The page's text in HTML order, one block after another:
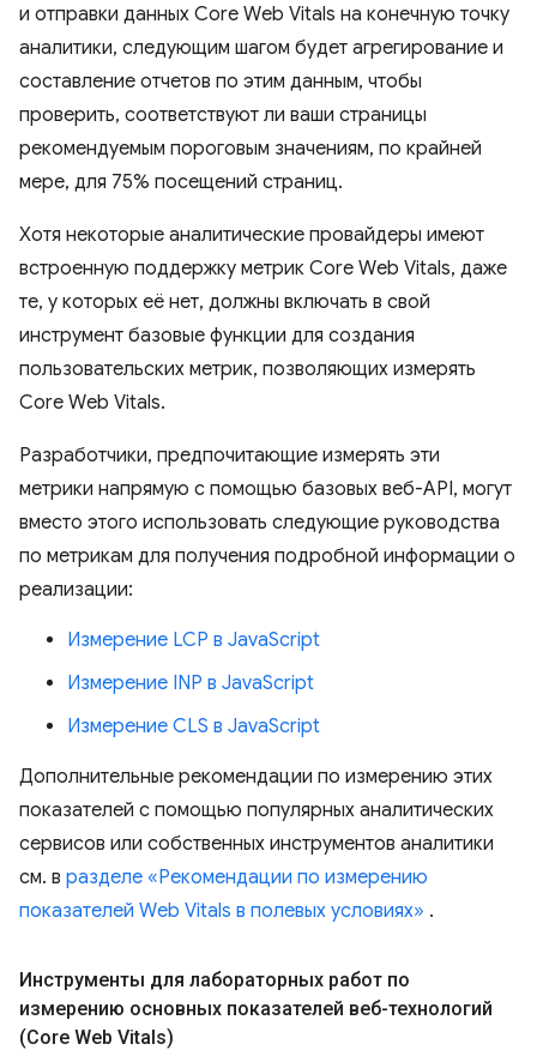
и отправки данных Core Web Vitals на конечную точку
аналитики, следующим шагом будет агрегирование и
составление отчетов по этим данным, чтобы
проверить, соответствуют ли ваши страницы
рекомендуемым пороговым значениям, по крайней
мере, для 75% посещений страниц.
Хотя некоторые аналитические провайдеры имеют
встроенную поддержку метрик Core Web Vitals, даже
те, у которых её нет, должны включать в свой
инструмент базовые функции для создания
пользовательских метрик, позволяющих измерять
Core Web Vitals.
Разработчики, предпочитающие измерять эти
метрики напрямую с помощью базовых веб-API, могут
вместо этого использовать следующие руководства
по метрикам для получения подробной информации о
реализации:
Измерение LCP в JavaScript
Измерение INP в JavaScript
Измерение CLS в JavaScript
Дополнительные рекомендации по измерению этих
показателей с помощью популярных аналитических
сервисов или собственных инструментов аналитики
см. в разделе «Рекомендации по измерению
показателей Web Vitals в полевых условиях» .
Инструменты для лабораторных работ по
измерению основных показателей веб-технологий
(Core Web Vitals)